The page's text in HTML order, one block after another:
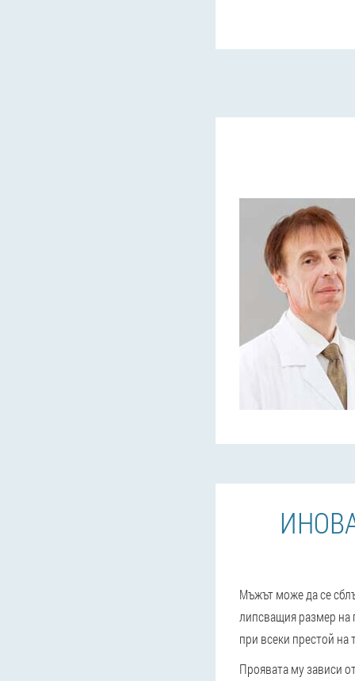
Мъжът може да се
липсващия размер на
при всеки престой на
Проявата му зависи